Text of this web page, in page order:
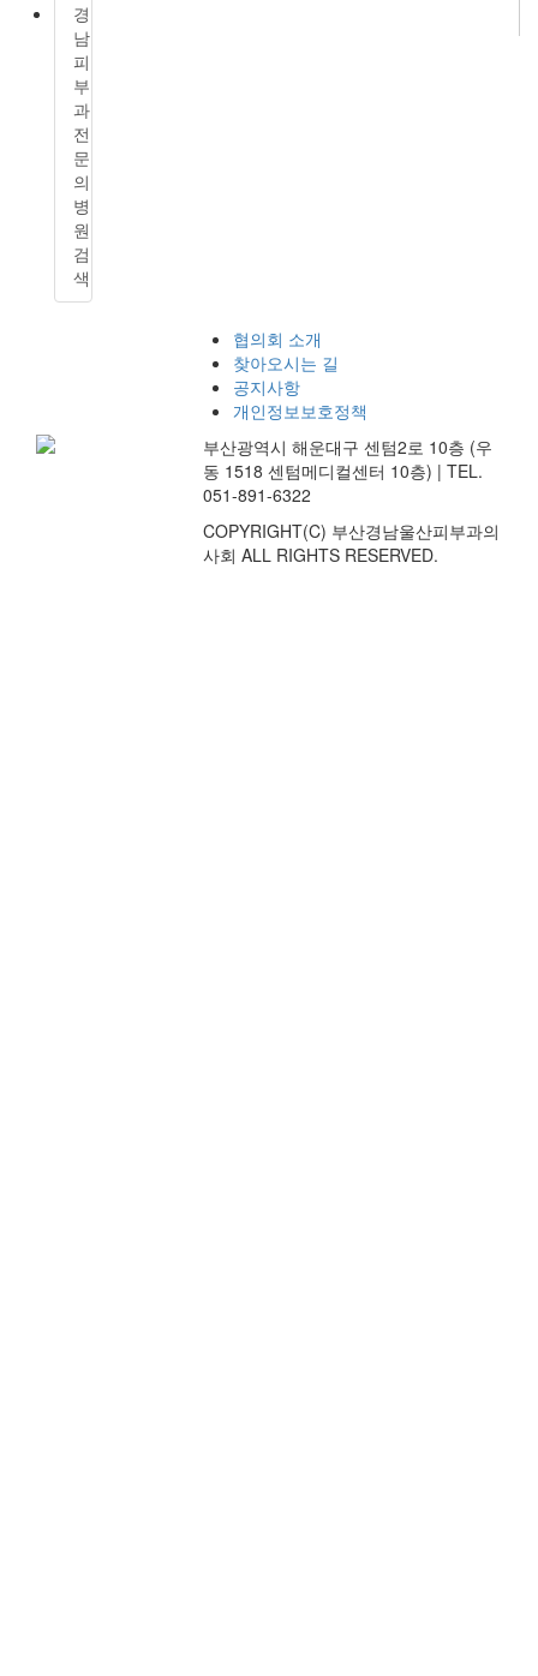
경
남
피
부
과
전
문
의
병
원
검
색
협의회 소개
찾아오시는 길
공지사항
개인정보보호정책
부산광역시 해운대구 센텀2로 10층 (우
동 1518 센텀메디컬센터 10층) | TEL.
051-891-6322
COPYRIGHT(C) 부산경남울산피부과의
사회 ALL RIGHTS RESERVED.